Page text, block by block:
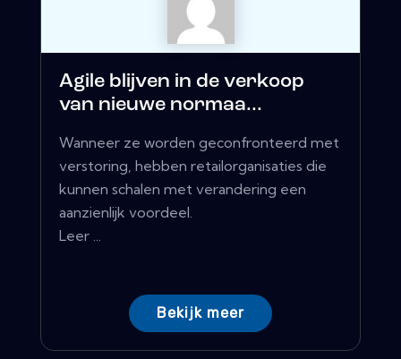
Agile blijven in de verkoop
van nieuwe normaa...
Wanneer ze worden geconfronteerd met
verstoring, hebben retailorganisaties die
kunnen schalen met verandering een
aanzienlijk voordeel.
Leer ...
Bekijk meer